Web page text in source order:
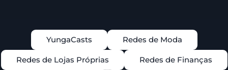
YungaCasts Redes de Moda
Redes de Lojas Próprias Redes de Finanças